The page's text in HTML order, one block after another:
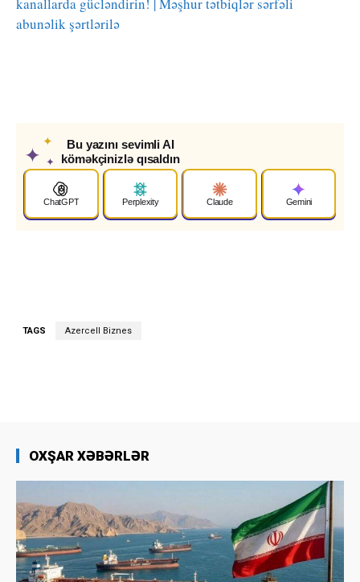
abunəlik şərtlərilə
✦
✦
✦
Bu yazını sevimli AI
köməkçinizlə qısaldın
ChatGPT Perplexity Claude Gemini
TAGS Azercell Biznes
OXŞAR XƏBƏRLƏR